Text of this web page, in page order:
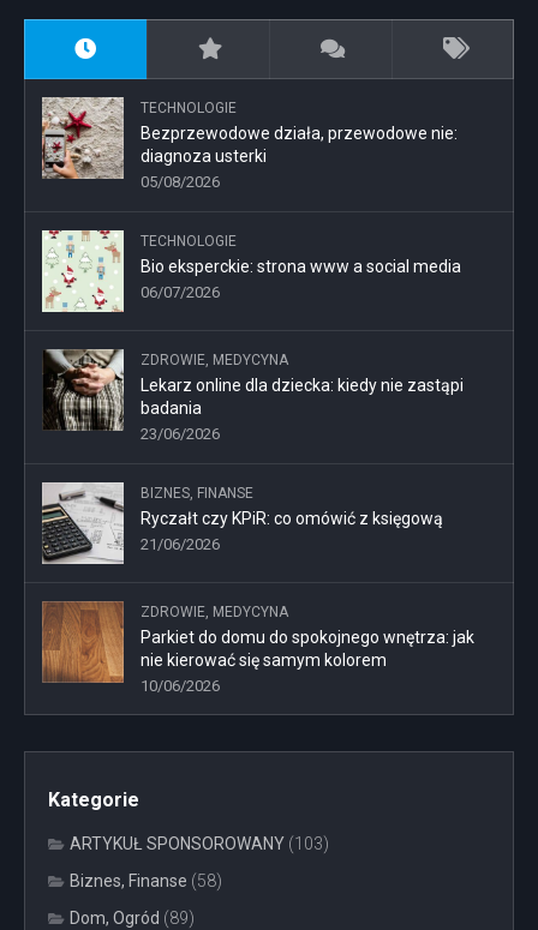
TECHNOLOGIE
Bezprzewodowe działa, przewodowe nie:
diagnoza usterki
05/08/2026
TECHNOLOGIE
Bio eksperckie: strona www a social media
06/07/2026
ZDROWIE, MEDYCYNA
Lekarz online dla dziecka: kiedy nie zastąpi
badania
23/06/2026
BIZNES, FINANSE
Ryczałt czy KPiR: co omówić z księgową
21/06/2026
ZDROWIE, MEDYCYNA
Parkiet do domu do spokojnego wnętrza: jak
nie kierować się samym kolorem
10/06/2026
Kategorie
ARTYKUŁ SPONSOROWANY (103)
Biznes, Finanse (58)
Dom, Ogród (89)